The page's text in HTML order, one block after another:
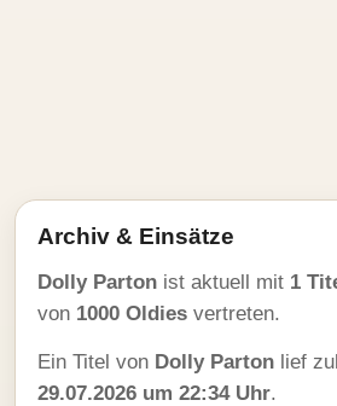
Archiv & Einsätze
Dolly Parton ist aktuell mit 1
von 1000 Oldies vertreten.
Ein Titel von Dolly Parton lief
29.07.2026 um 22:34 Uhr.